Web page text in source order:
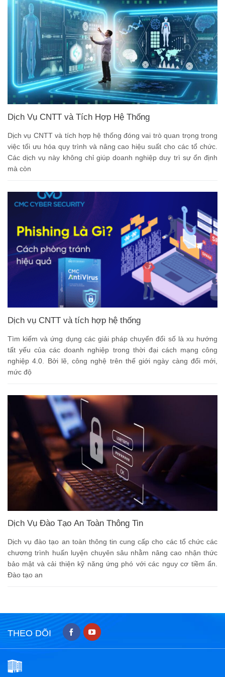
Dịch Vụ CNTT và Tích Hợp Hệ Thống
Dịch vụ CNTT và tích hợp hệ thống đóng vai trò quan trọng trong
việc tối ưu hóa quy trình và nâng cao hiệu suất cho các tổ chức.
Các dịch vụ này không chỉ giúp doanh nghiệp duy trì sự ổn định
mà còn
Dịch vụ CNTT và tích hợp hệ thống
Tìm kiếm và ứng dụng các giải pháp chuyển đổi số là xu hướng
tất yếu của các doanh nghiệp trong thời đại cách mạng công
nghiệp 4.0. Bởi lẽ, công nghệ trên thế giới ngày càng đổi mới,
mức độ
Dịch Vụ Đào Tạo An Toàn Thông Tin
Dịch vụ đào tạo an toàn thông tin cung cấp cho các tổ chức các
chương trình huấn luyện chuyên sâu nhằm nâng cao nhận thức
bảo mật và cải thiện kỹ năng ứng phó với các nguy cơ tiềm ẩn.
Đào tạo an
THEO DÕI